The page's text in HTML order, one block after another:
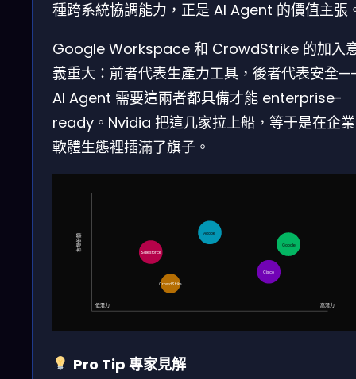
種跨系統協調能力，正是 AI Agent 的價值主張
Google Workspace 和 CrowdStrike 的加入
義重大：前者代表生產力工具，後者代表安全
AI Agent 需要這兩者都具備才能 enterprise-
ready。Nvidia 把這几家拉上船，等于是在企業
軟體生態裡插滿了旗子。
低潛力 高潛力
市場份額
Salesforce
Adobe
Cisco
Google
CrowdStrike
Pro Tip 專家見解